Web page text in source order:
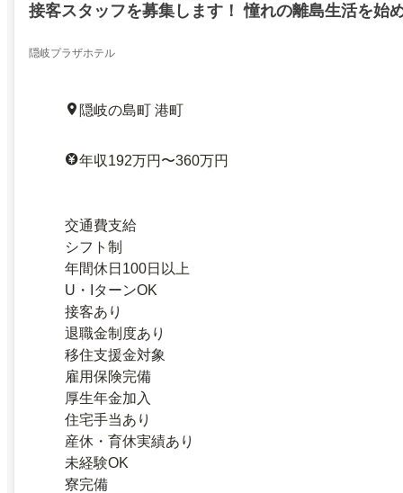
接客スタッフを募集します！ 憧れの離島生活を始
隠岐プラザホテル
隠岐の島町 港町
年収192万円〜360万円
交通費支給
シフト制
年間休日100日以上
U・IターンOK
接客あり
退職金制度あり
移住支援金対象
雇用保険完備
厚生年金加入
住宅手当あり
産休・育休実績あり
未経験OK
寮完備